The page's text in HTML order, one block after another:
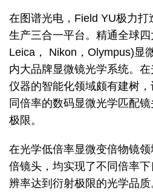
在图谱光电，Field YU极力打
生产三合一平台。精通全球四
Leica， Nikon，Olympus)显
内大品牌显微镜光学系统。
仪器的智能化领域颇有建树
同倍率的数码显微光学匹配
极限。
在光学低倍率显微变倍物镜
倍镜头，均实现了不同倍率
辨率达到衍射极限的光学品